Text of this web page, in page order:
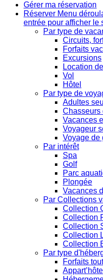
Gérer ma réservation
Réserver Menu
entrée pour afficher le
Par type de
Circuits,
Forfaits
Excursions
Location
Vol
Hôtel
Par type de
Adultes
Chasseurs
Vacances
Voyageur
Voyage de
Par intérêt
Spa
Golf
Parc
Plongée
Vacances
Par Collections
Collection
Collection
Collection
Collection
Collection
Par type
Forfaits